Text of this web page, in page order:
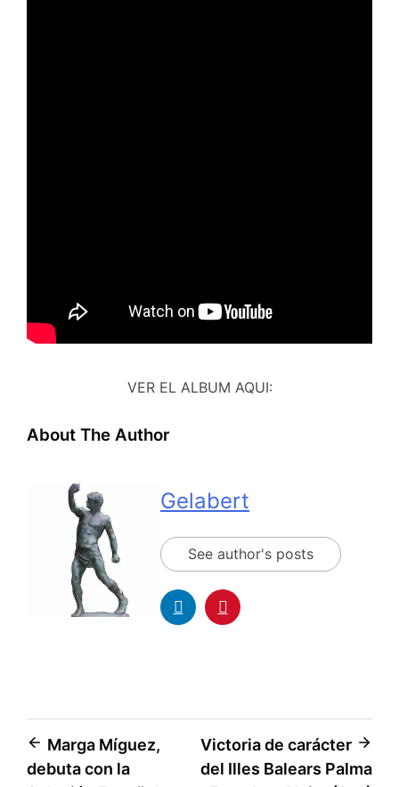
VER EL ALBUM AQUI:
About The Author
Gelabert
See author's posts
Marga Míguez,
debuta con la
Victoria de carácter
del Illes Balears Palma